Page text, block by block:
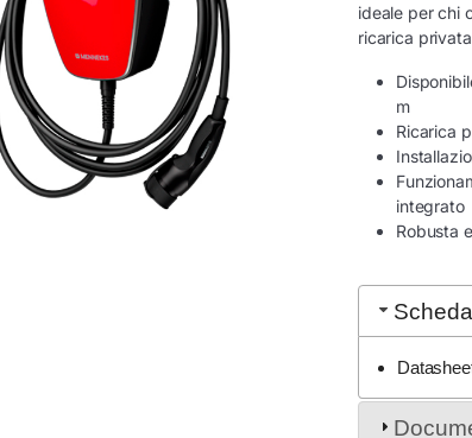
ideale per chi
ricarica
m
Ricarica
integrato
Robusta